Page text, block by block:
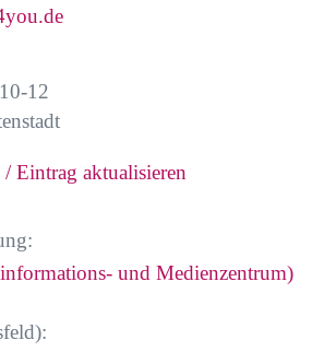
12
Eintrag aktualisieren
und Medienzentrum)